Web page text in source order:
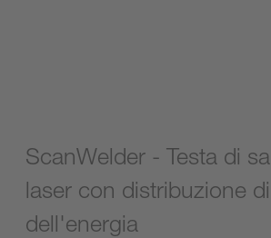
ScanWelder - Testa di
laser con distribuzione
dell'energia